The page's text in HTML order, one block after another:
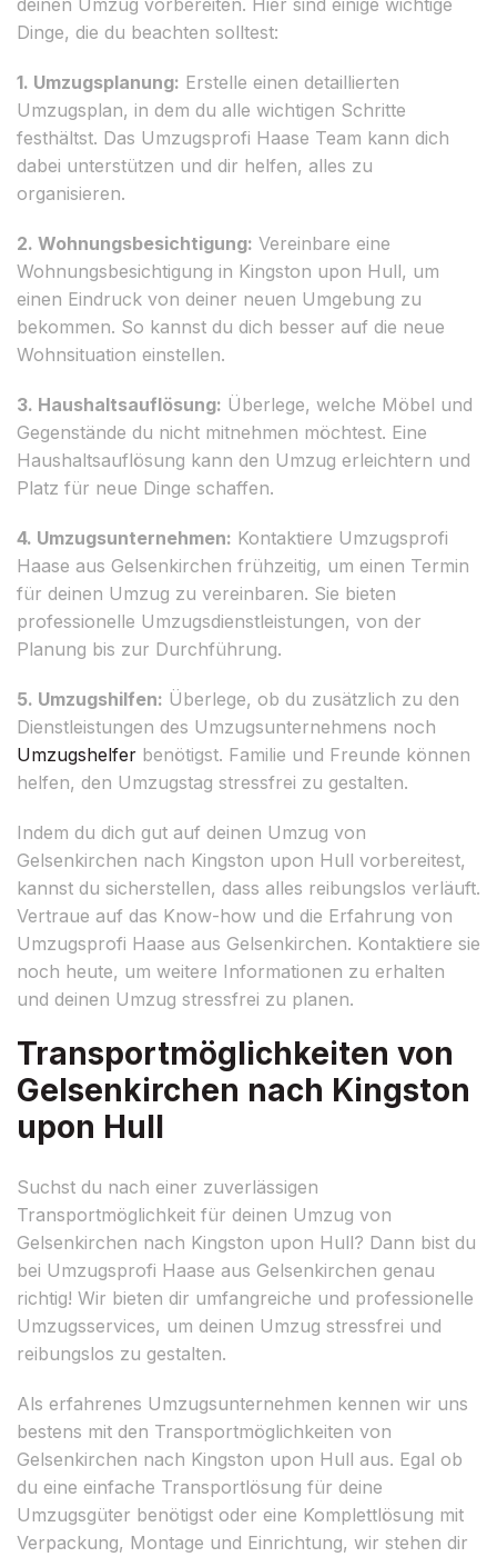
Dinge, die du beachten solltest:
1. Umzugsplanung: Erstelle einen detaillierten
Umzugsplan, in dem du alle wichtigen Schritte
festhältst. Das Umzugsprofi Haase Team kann dich
dabei unterstützen und dir helfen, alles zu
organisieren.
2. Wohnungsbesichtigung: Vereinbare eine
Wohnungsbesichtigung in Kingston upon Hull, um
einen Eindruck von deiner neuen Umgebung zu
bekommen. So kannst du dich besser auf die neue
Wohnsituation einstellen.
3. Haushaltsauflösung: Überlege, welche Möbel und
Gegenstände du nicht mitnehmen möchtest. Eine
Haushaltsauflösung kann den Umzug erleichtern und
Platz für neue Dinge schaffen.
4. Umzugsunternehmen: Kontaktiere Umzugsprofi
Haase aus Gelsenkirchen frühzeitig, um einen Termin
für deinen Umzug zu vereinbaren. Sie bieten
professionelle Umzugsdienstleistungen, von der
Planung bis zur Durchführung.
5. Umzugshilfen: Überlege, ob du zusätzlich zu den
Dienstleistungen des Umzugsunternehmens noch
Umzugshelfer benötigst. Familie und Freunde können
helfen, den Umzugstag stressfrei zu gestalten.
Indem du dich gut auf deinen Umzug von
Gelsenkirchen nach Kingston upon Hull vorbereitest,
kannst du sicherstellen, dass alles reibungslos verläuft.
Vertraue auf das Know-how und die Erfahrung von
Umzugsprofi Haase aus Gelsenkirchen. Kontaktiere sie
noch heute, um weitere Informationen zu erhalten
und deinen Umzug stressfrei zu planen.
Transportmöglichkeiten von
Gelsenkirchen nach Kingston
upon Hull
Suchst du nach einer zuverlässigen
Transportmöglichkeit für deinen Umzug von
Gelsenkirchen nach Kingston upon Hull? Dann bist du
bei Umzugsprofi Haase aus Gelsenkirchen genau
richtig! Wir bieten dir umfangreiche und professionelle
Umzugsservices, um deinen Umzug stressfrei und
reibungslos zu gestalten.
Als erfahrenes Umzugsunternehmen kennen wir uns
bestens mit den Transportmöglichkeiten von
Gelsenkirchen nach Kingston upon Hull aus. Egal ob
du eine einfache Transportlösung für deine
Umzugsgüter benötigst oder eine Komplettlösung mit
Verpackung, Montage und Einrichtung, wir stehen dir